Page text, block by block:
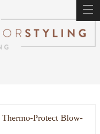
Protect Blow-